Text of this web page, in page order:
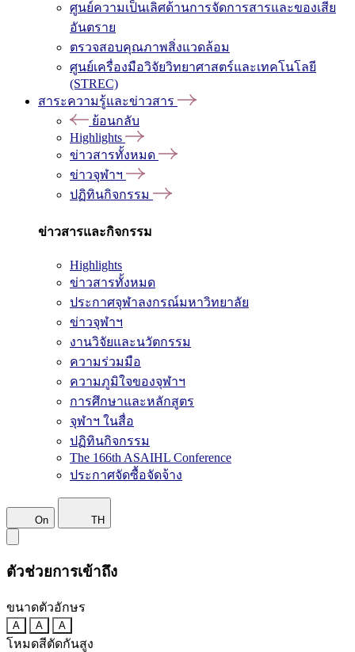
ศูนย์ความเป็นเลิศด้านการจัดการสารและของเสีย
อันตราย
ตรวจสอบคุณภาพสิ่งแวดล้อม
ศูนย์เครื่องมือวิจัยวิทยาศาสตร์และเทคโนโลยี
(STREC)
สาระความรู้และข่าวสาร
ย้อนกลับ
Highlights
ข่าวสารทั้งหมด
ข่าวจุฬาฯ
ปฏิทินกิจกรรม
ข่าวสารและกิจกรรม
Highlights
ข่าวสารทั้งหมด
ประกาศจุฬาลงกรณ์มหาวิทยาลัย
ข่าวจุฬาฯ
งานวิจัยและนวัตกรรม
ความร่วมมือ
ความภูมิใจของจุฬาฯ
การศึกษาและหลักสูตร
จุฬาฯ ในสื่อ
ปฏิทินกิจกรรม
The 166th ASAIHL Conference
ประกาศจัดซื้อจัดจ้าง
On TH
ตัวช่วยการเข้าถึง
ขนาดตัวอักษร
A A A
โหมดสีตัดกันสูง